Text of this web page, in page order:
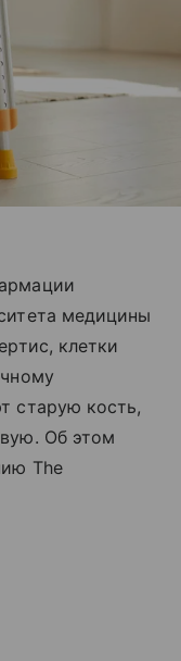
медицины
клетки
старую кость,
Об этом
The